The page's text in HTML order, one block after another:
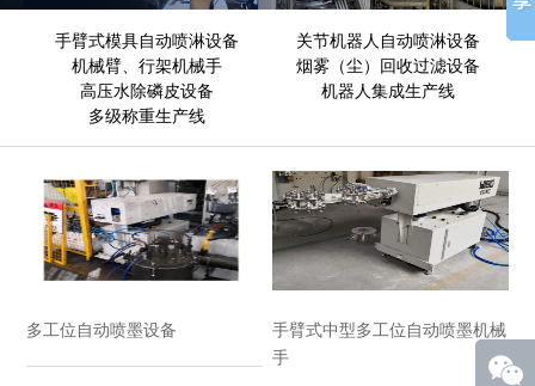
手臂式模具自动喷淋设备
关节机器人自动喷淋设备
机械臂、行架机械手
烟雾（尘）回收过滤设备
高压水除磷皮设备
机器人集成生产线
多级称重生产线
多工位自动喷墨设备
手臂式中型多工位自动喷墨机械
手